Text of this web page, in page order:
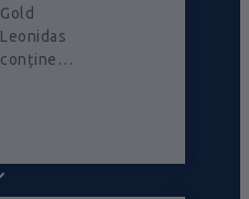
Gold
Leonidas
conține…